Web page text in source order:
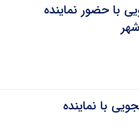
با حضور نماینده
با نماینده